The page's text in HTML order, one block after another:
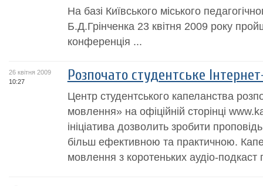
На базі Київського міського
Б.Д.Грінченка 23 квітня 2009 року
конференція ...
26 квітня 2009
10:27
Розпочато студентське
Центр студентського капеланства
мовлення» на офіційній сторінці
ініціатива дозволить зробити
більш ефективною та практичною.
мовлення з коротеньких аудіо-